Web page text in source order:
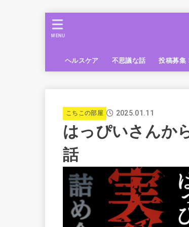
ヘルスケア 不思議な話 投稿募集
MENU
こちこの部屋 2025.01.11
はっぴいさんか
話